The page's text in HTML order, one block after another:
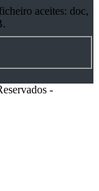
aceites: doc,
-